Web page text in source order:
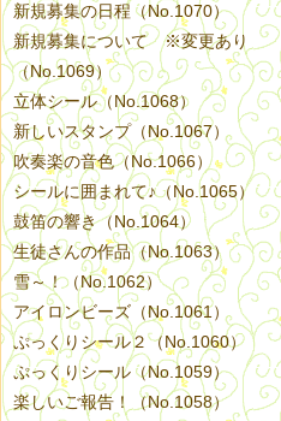
新規募集の日程（No.1070）
新規募集について ※変更あり
（No.1069）
立体シール（No.1068）
新しいスタンプ（No.1067）
吹奏楽の音色（No.1066）
シールに囲まれて♪（No.1065）
鼓笛の響き（No.1064）
生徒さんの作品（No.1063）
雪～！（No.1062）
アイロンビーズ（No.1061）
ぷっくりシール２（No.1060）
ぷっくりシール（No.1059）
楽しいご報告！（No.1058）